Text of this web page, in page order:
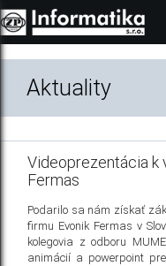
Aktuality
Videoprezentácia k
Fermas
Podarilo sa nám získať
firmu Evonik Fermas v
kolegovia z odboru
animácií a powerpoint